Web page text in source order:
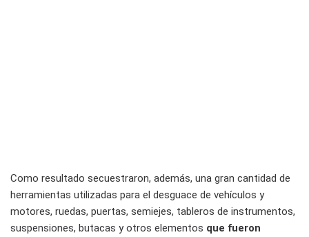
Como resultado secuestraron, además, una gran cantidad de
herramientas utilizadas para el desguace de vehículos y
motores, ruedas, puertas, semiejes, tableros de instrumentos,
suspensiones, butacas y otros elementos que fueron